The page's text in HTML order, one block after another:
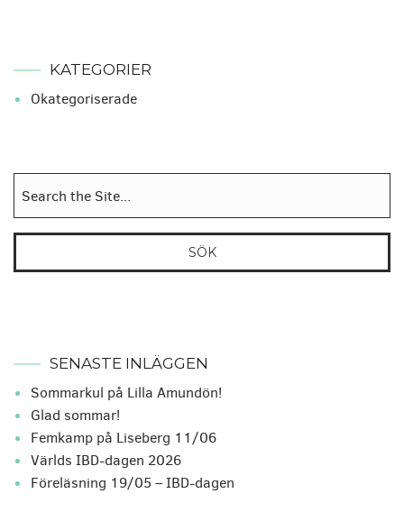
KATEGORIER
Okategoriserade
efter:
SENASTE INLÄGGEN
Sommarkul på Lilla Amundön!
Glad sommar!
Femkamp på Liseberg 11/06
Världs IBD-dagen 2026
Föreläsning 19/05 – IBD-dagen